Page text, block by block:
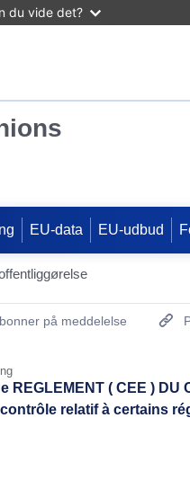
du vide det?
EU-data EU-udbud
Portlet
på meddelelse
REGLEMENT ( CEE )
relatif à certains